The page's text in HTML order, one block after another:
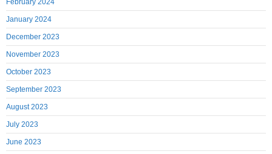
February 2024
January 2024
December 2023
November 2023
October 2023
September 2023
August 2023
July 2023
June 2023